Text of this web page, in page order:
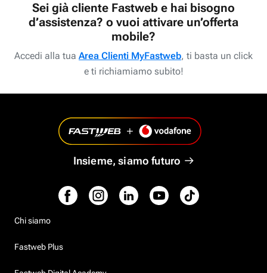
Sei già cliente Fastweb e hai bisogno
d’assistenza? o vuoi attivare un’offerta
mobile?
Accedi alla tua Area Clienti MyFastweb, ti basta un click
e ti richiamiamo subito!
Insieme, siamo futuro
Chi siamo
Fastweb Plus